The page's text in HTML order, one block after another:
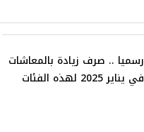
رسميا .. صرف زيادة بالمعاشات
في يناير 2025 لهذه الفئات